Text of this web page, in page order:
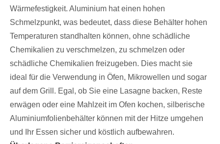
Wärmefestigkeit. Aluminium hat einen hohen
Schmelzpunkt, was bedeutet, dass diese Behälter hohen
Temperaturen standhalten können, ohne schädliche
Chemikalien zu verschmelzen, zu schmelzen oder
schädliche Chemikalien freizugeben. Dies macht sie
ideal für die Verwendung in Öfen, Mikrowellen und sogar
auf dem Grill. Egal, ob Sie eine Lasagne backen, Reste
erwägen oder eine Mahlzeit im Ofen kochen, silberische
Aluminiumfolienbehälter können mit der Hitze umgehen
und Ihr Essen sicher und köstlich aufbewahren.